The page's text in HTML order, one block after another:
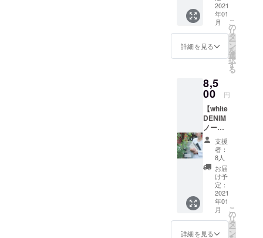
12mm
（リン
グを除
く）
表
紙：本
牛革
チュラ
ル（留
め具も
同じ）
中用
紙：OK
フール
スペー
パー
（日本
製紙）
60枚 裏
表紙：
GAファ
イル リ
ング：
シル
ズ 縦
180mm
130mm
厚さ
約
14mm
グを除
く）
表
紙：本
牛革
色：ナ
チュラ
ル（留
め具も
同じ）
中用
紙：無
地（店
頭で人
気の
紙、い
ずれ
滑らか
さの
「OK
フール
や竹
100%か
れた
「竹紙
100」
等々、
店頭で
も人気
の紙か
ら選ば
せて頂
きま
す。 ＜
仕様・
材質＞
サイ
ズ：B6
サイ
ズ 横
は、在
庫状況
により
ますこ
とをご
い。 程
よい滑
らかさ
の「OK
フール
ス紙」
や竹
100%か
ら作ら
れた
「竹紙
100」
等々、
店頭で
も人気
取り入
れた新
感覚
メモで
す。 用
べてマ
イクロ
ミシン
加工が
施され
ており
簡単に
切り取
ること
ができ
ます。
カバー
は、姫
路産の
本牛
紙は、
は、
「Refi
stick」
、
「Refill
strap」
が１つ
ずつ
入って
いま
す。
Refimo
Stick
は、ア
クセサ
リーの
要素を
取り入
れた新
感覚
メモで
ノート
には、
ご支援
いただ
いた方
ル）を
記入さ
せて頂
きま
す。 ①
表紙
は、本
牛革
（日本
産天然
皮革の
姫路レ
ザー）
。色
は、ナ
チュラ
ルで
＋こど
も達へ
のノー
ト１
冊】
①indig
o
ノート
（A5サ
イズ）
とお礼
のメッ
セージ
②こど
も達へ
ノート
を１冊
お贈り
しま
す。 こ
ども達
へ贈る
ノート
には、
2021
年01
月
詳細を見る
こ
の
リ
タ
ー
ン
を
選
択
す
る
8,5
00 円
【white
DENIM
ノート
（A5サ
イズ）
とお礼
のメッ
セージ
＋こど
も達へ
のノー
ト１
冊】
①white
支援
者：
8人
お届
け予
定：
2021
年01
月
詳細を見る
こ
の
リ
タ
ー
ン